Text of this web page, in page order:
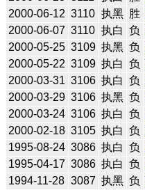
2000-06-12 3110 执黑 胜
2000-06-07 3110 执白 负
2000-05-25 3109 执黑 负
2000-05-22 3109 执白 负
2000-03-31 3106 执白 负
2000-03-29 3106 执黑 负
2000-03-24 3106 执白 负
2000-02-18 3105 执白 负
1995-08-24 3086 执白 负
1995-04-17 3086 执白 负
1994-11-28 3087 执黑 负